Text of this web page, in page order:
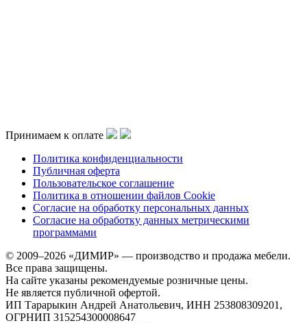
Принимаем к оплате
Политика конфиденциальности
Публичная оферта
Пользовательское соглашение
Политика в отношении файлов Cookie
Согласие на обработку персональных данных
Согласие на обработку данных метрическими
программами
© 2009–2026 «ДИМИР» — производство и продажа мебели.
Все права защищены.
На сайте указаны рекомендуемые розничные цены.
Не является публичной офертой.
ИП Тарарыкин Андрей Анатольевич, ИНН 253808309201,
ОГРНИП 315254300008647